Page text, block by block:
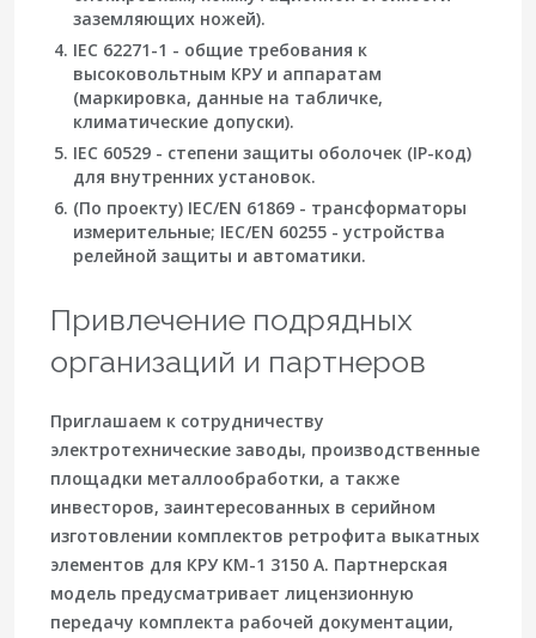
заземляющих ножей).
IEC 62271-1 - общие требования к
высоковольтным КРУ и аппаратам
(маркировка, данные на табличке,
климатические допуски).
IEC 60529 - степени защиты оболочек (IP-код)
для внутренних установок.
(По проекту) IEC/EN 61869 - трансформаторы
измерительные; IEC/EN 60255 - устройства
релейной защиты и автоматики.
Привлечение подрядных
организаций и партнеров
Приглашаем к сотрудничеству
электротехнические заводы, производственные
площадки металлообработки, а также
инвесторов, заинтересованных в серийном
изготовлении комплектов ретрофита выкатных
элементов для КРУ KМ-1 3150 А. Партнерская
модель предусматривает лицензионную
передачу комплекта рабочей документации,